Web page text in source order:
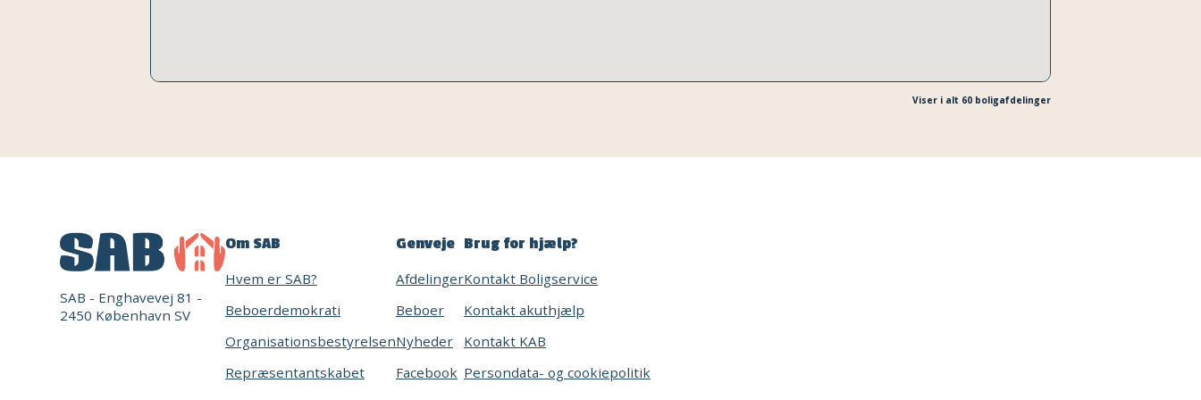
Viser i alt 60 boligafdelinger
SAB - Enghavevej 81 -
2450 København SV
Om SAB
Hvem er SAB?
Beboerdemokrati
Organisationsbestyrelsen
Repræsentantskabet
Genveje
Afdelinger
Beboer
Nyheder
Facebook
Brug for hjælp?
Kontakt Boligservice
Kontakt akuthjælp
Kontakt KAB
Persondata- og cookiepolitik